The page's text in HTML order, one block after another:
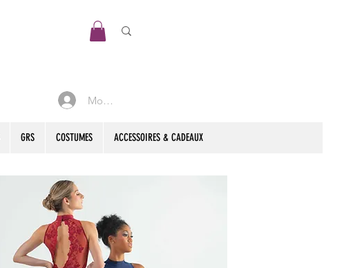
Mon compte
GRS COSTUMES ACCESSOIRES & CADEAUX